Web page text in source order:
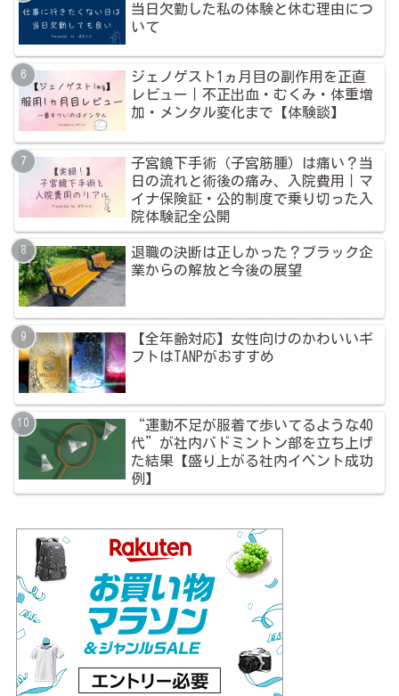
当日欠勤した私の体験と休む理由につ
いて
ジェノゲスト1ヵ月目の副作用を正直
レビュー｜不正出血・むくみ・体重増
加・メンタル変化まで【体験談】
子宮鏡下手術（子宮筋腫）は痛い？当
日の流れと術後の痛み、入院費用｜マ
イナ保険証・公的制度で乗り切った入
院体験記全公開
退職の決断は正しかった？ブラック企
業からの解放と今後の展望
【全年齢対応】女性向けのかわいいギ
フトはTANPがおすすめ
“運動不足が服着て歩いてるような40
代”が社内バドミントン部を立ち上げ
た結果【盛り上がる社内イベント成功
例】